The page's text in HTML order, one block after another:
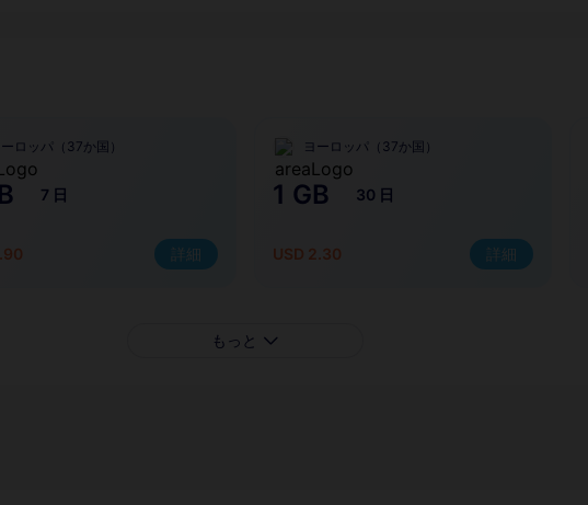
ロッパ（37か国）
7 日
詳細
ヨーロッパ（37か国）
1 GB 30 日
USD 2.30 詳細
もっと